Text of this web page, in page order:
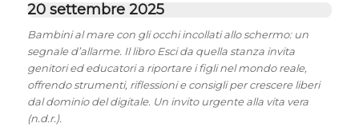
20 settembre 2025
Bambini al mare con gli occhi incollati allo schermo: un
segnale d’allarme. Il libro Esci da quella stanza invita
genitori ed educatori a riportare i figli nel mondo reale,
offrendo strumenti, riflessioni e consigli per crescere liberi
dal dominio del digitale. Un invito urgente alla vita vera
(n.d.r.).